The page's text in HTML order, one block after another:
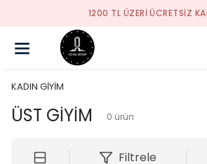
1200 TL ÜZERI ÜCRETSIZ
KADIN GİYİM
ÜST GİYİM 0 ürün
Filtrele